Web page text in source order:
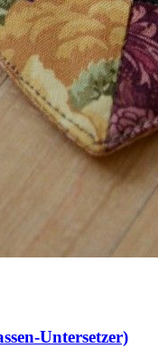
Untersetzer)